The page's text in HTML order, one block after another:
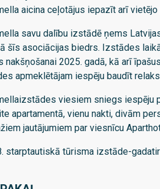
aicina ceļotājus iepazīt arī
savu dalību izstādē ņems
šīs asociācijas biedrs. Izstādes
nakšņošanai 2025. gadā, kā arī
apmeklētājam iespēju baudīt
viesiem sniegs iespēju
apartamentā, vienu nakti, divām
jautājumiem par viesnīcu
starptautiskā tūrisma izstāde-